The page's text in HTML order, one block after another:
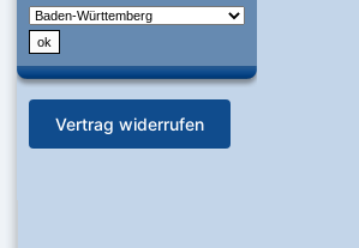
Vertrag widerrufen